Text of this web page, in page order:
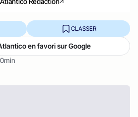
CLASSER
en favori sur Google